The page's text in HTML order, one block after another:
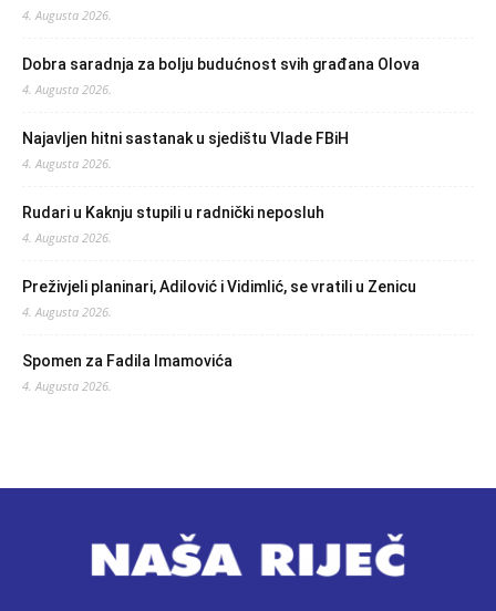
4. Augusta 2026.
Dobra saradnja za bolju budućnost svih građana Olova
4. Augusta 2026.
Najavljen hitni sastanak u sjedištu Vlade FBiH
4. Augusta 2026.
Rudari u Kaknju stupili u radnički neposluh
4. Augusta 2026.
Preživjeli planinari, Adilović i Vidimlić, se vratili u Zenicu
4. Augusta 2026.
Spomen za Fadila Imamovića
4. Augusta 2026.